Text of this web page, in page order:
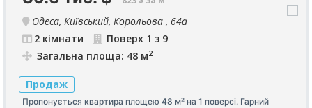
Одеса, Київський, Корольова , 64а
2 кімнати
Поверх 1 з 9
Загальна площа: 48 м2
Продаж
Пропонується квартира площею 48 м² на 1 поверсі. Гарний